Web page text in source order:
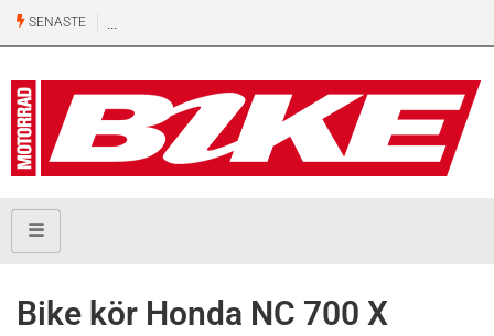
SENASTE
Bike kör Honda NC 700 X